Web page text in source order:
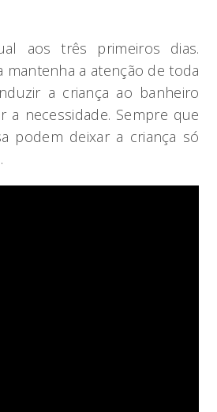
aos três primeiros dias.
mantenha a atenção de toda
a criança ao banheiro
a necessidade. Sempre que
podem deixar a criança só